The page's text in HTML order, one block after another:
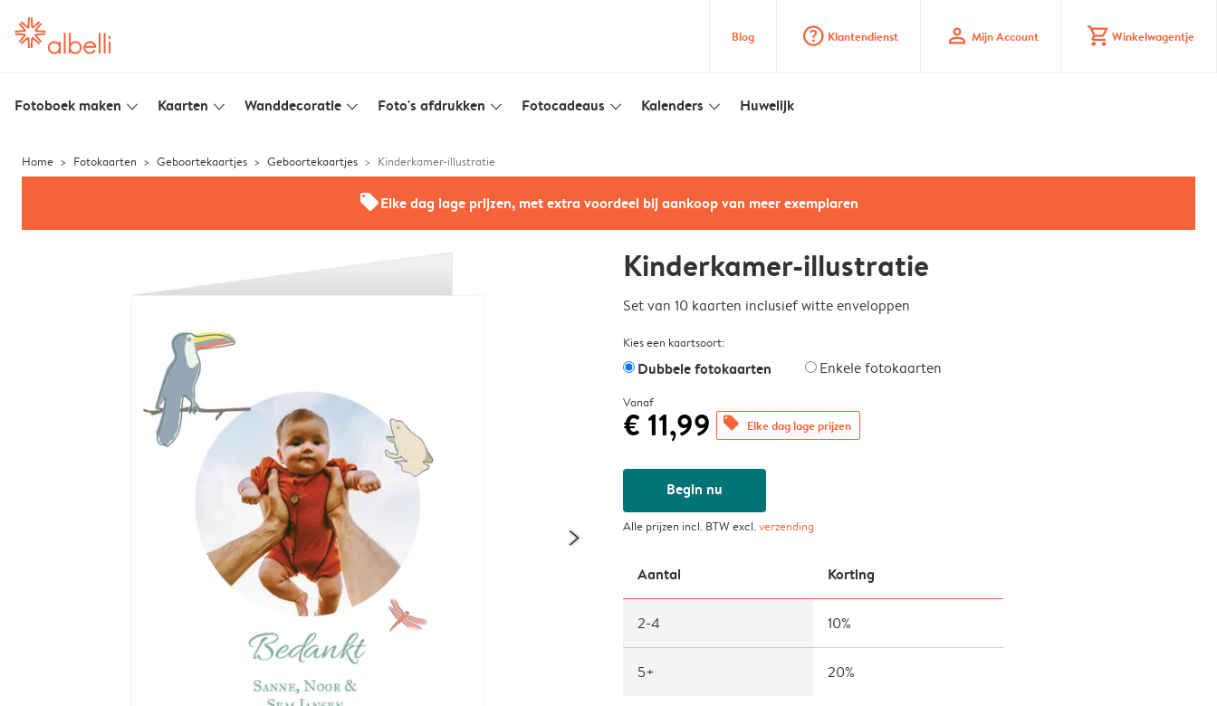
Blog question_mark_circle Klantendienst profile Mijn Account shopping_cart Winkelwagentje
Fotoboek maken slim_arrow_down Kaarten slim_arrow_down Wanddecoratie slim_arrow_down Foto's afdrukken slim_arrow_down Fotocadeaus slim_arrow_down Kalenders slim_arrow_down Huwelijk
Home Fotokaarten Geboortekaartjes Geboortekaartjes Kinderkamer-illustratie
offersElke dag lage prijzen, met extra voordeel bij aankoop van meer exemplaren
Kinderkamer-illustratie
Set van 10 kaarten inclusief witte enveloppen
Kies een kaartsoort:
Dubbele fotokaarten Enkele fotokaarten
Vanaf
€ 11,99 offers Elke dag lage prijzen
Begin nu
Alle prijzen incl. BTW excl.verzending
Aantal Korting
2-4 10%
5+ 20%